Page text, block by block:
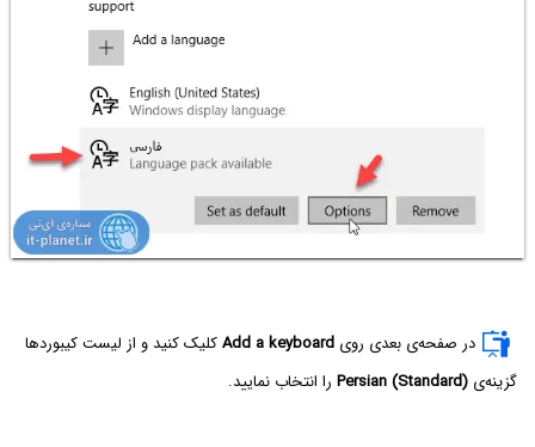
در صفحه‌ی بعدی روی Add a keyboardکلیک کنید و از لیست کیبوردها
گزینه‌ی Persian (Standard) را انتخاب نمایید.